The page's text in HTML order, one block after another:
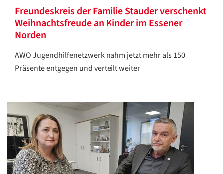
Freundeskreis der Familie Stauder verschenkt
Weihnachtsfreude an Kinder im Essener
Norden
AWO Jugendhilfenetzwerk nahm jetzt mehr als 150
Präsente entgegen und verteilt weiter
ZURÜCK
/
Translate
ZURÜCK